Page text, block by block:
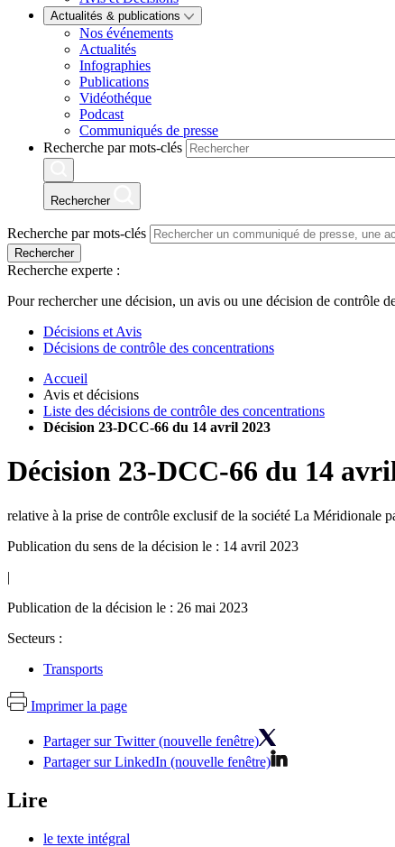
Actualités & publications
Nos événements
Actualités
Infographies
Publications
Vidéothéque
Podcast
Communiqués de presse
Recherche par mots-clés
Rechercher
Recherche par mots-clés
Rechercher
Recherche experte :
Pour rechercher une décision, un avis ou une décision de contrôle
Décisions et Avis
Décisions de contrôle des concentrations
Accueil
Avis et décisions
Liste des décisions de contrôle des concentrations
Décision 23-DCC-66 du 14 avril 2023
Décision 23-DCC-66 du 14
relative à la prise de contrôle exclusif de la société La Méridionale
Publication du sens de la décision le : 14 avril 2023
|
Publication de la décision le : 26 mai 2023
Secteurs :
Transports
Imprimer la page
Partager sur Twitter (nouvelle fenêtre)
Partager sur LinkedIn (nouvelle fenêtre)
Lire
le texte intégral